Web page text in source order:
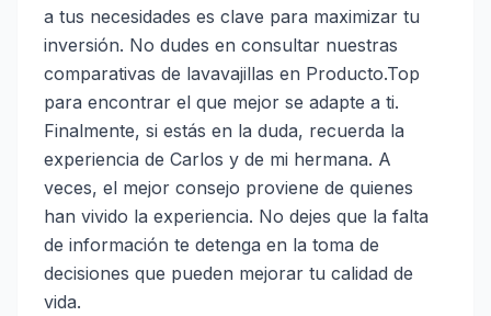
a tus necesidades es clave para maximizar tu
inversión. No dudes en consultar nuestras
comparativas de lavavajillas en Producto.Top
para encontrar el que mejor se adapte a ti.
Finalmente, si estás en la duda, recuerda la
experiencia de Carlos y de mi hermana. A
veces, el mejor consejo proviene de quienes
han vivido la experiencia. No dejes que la falta
de información te detenga en la toma de
decisiones que pueden mejorar tu calidad de
vida.